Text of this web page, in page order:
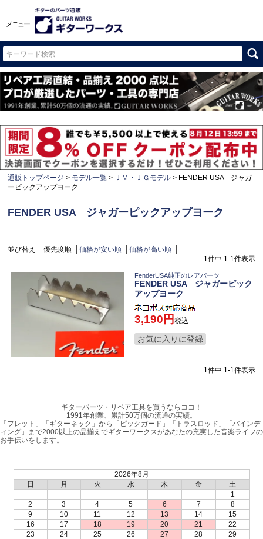
メニュー
通販トップページ モデル一覧 ＪＭ・ＪＧモデル
FENDER USA ジャガ
ーピックアップヨーク
FENDER USA ジャガーピックアップヨーク
並び替え 優先度順 価格が安い順
価格が高い順
1件中 1-1件表示
FenderUSA純正のレアパーツ
FENDER USA ジャガーピック
アップヨーク
3,190 税込
お気に入りに登録
1件中 1-1件表示
ギターパーツ・リペア工具を買うならココ！
1991年創業、累計50万個の流通の実績。
「フレット」「ギターネック」から「ピックガード」「トラスロッド」「バインデ
ィング」まで2000以上の品揃えでギターワークスがあなたの充実した音楽ライフの
お手伝いをします。
2026年8月
日
月 火 水 木 金
土
1
2
3 4 5 6 7
8
9
10 11 12 13 14
15
16
17 18 19 20 21
22
23
24 25 26 27 28
29